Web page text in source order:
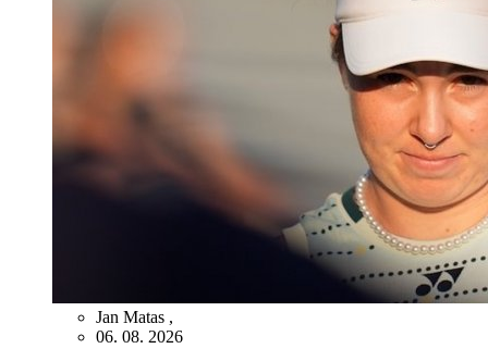
Jan Matas ,
06. 08. 2026